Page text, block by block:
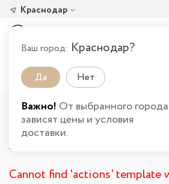
Краснодар
Ваш город: Краснодар?
Да Нет
Важно! От выбранного города
зависят цены и условия
доставки.
Главная Акции
Акции
Cannot find 'actions' template